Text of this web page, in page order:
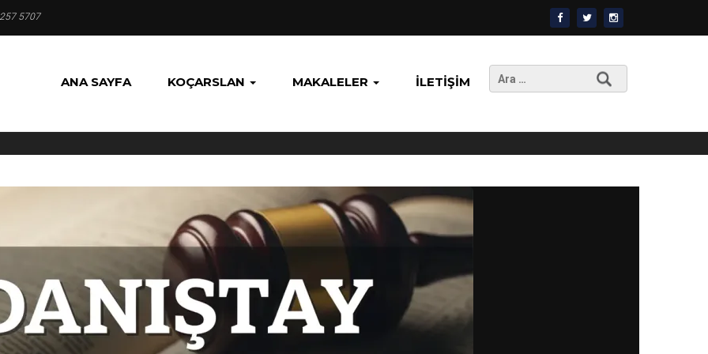
5707
ANA SAYFA KOÇARSLAN MAKALELER İLETIŞIM
Arama: